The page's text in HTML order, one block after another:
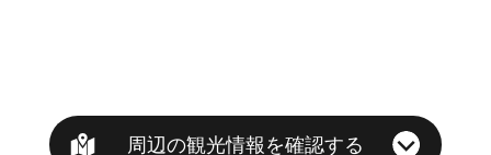
周辺の観光情報を確認する